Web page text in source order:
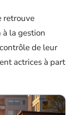
retrouve
à la gestion
de leur
actrices à part